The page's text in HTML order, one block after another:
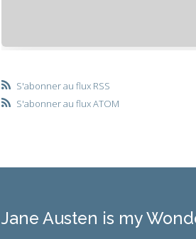
S'abonner au flux RSS
S'abonner au flux ATOM
Jane Austen is my